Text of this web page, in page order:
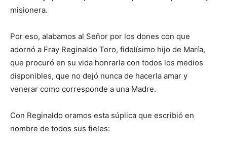
misionera.
Por eso, alabamos al Señor por los dones con que
adornó a Fray Reginaldo Toro, fidelísimo hijo de María,
que procuró en su vida honrarla con todos los medios
disponibles, que no dejó nunca de hacerla amar y
venerar como corresponde a una Madre.
Con Reginaldo oramos esta súplica que escribió en
nombre de todos sus fieles: